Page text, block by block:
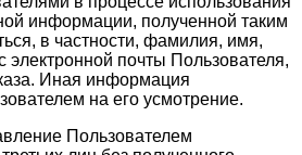
информации, полученной таким
в частности, фамилия, имя,
почты Пользователя,
Иная информация
на его усмотрение.
Пользователем